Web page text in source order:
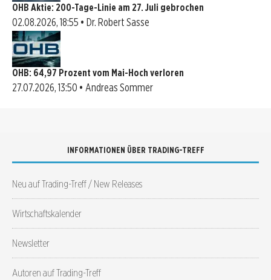
OHB Aktie: 200-Tage-Linie am 27. Juli gebrochen
02.08.2026, 18:55 • Dr. Robert Sasse
OHB: 64,97 Prozent vom Mai-Hoch verloren
27.07.2026, 13:50 • Andreas Sommer
INFORMATIONEN ÜBER TRADING-TREFF
Neu auf Trading-Treff / New Releases
Wirtschaftskalender
Newsletter
Autoren auf Trading-Treff